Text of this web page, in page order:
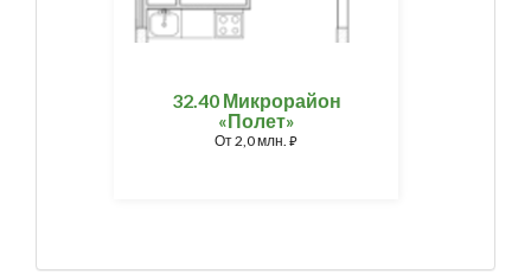
32.40 Микрорайон
«Полет»
От2,0 млн. ⃏